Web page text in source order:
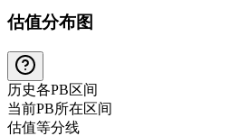
估值分布图
历史各PB区间
当前PB所在区间
估值等分线